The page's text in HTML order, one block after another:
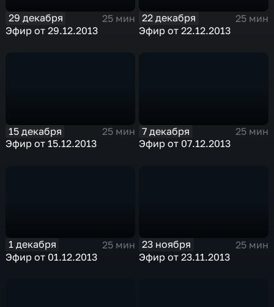
29 декабря
25 мин
Эфир от 29.12.2013
22 декабря
25 мин
Эфир от 22.12.2013
15 декабря
25 мин
Эфир от 15.12.2013
7 декабря
25 мин
Эфир от 07.12.2013
1 декабря
25 мин
Эфир от 01.12.2013
23 ноября
25 мин
Эфир от 23.11.2013